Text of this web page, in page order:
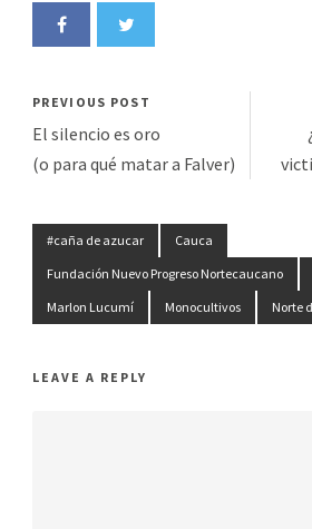
PREVIOUS POST
El silencio es oro
(o para qué matar a Falver)
#caña de azucar
Cauca
Fundación Nuevo Progreso Nortecaucano
Marlon Lucumí
Monocultivos Norte
LEAVE A REPLY